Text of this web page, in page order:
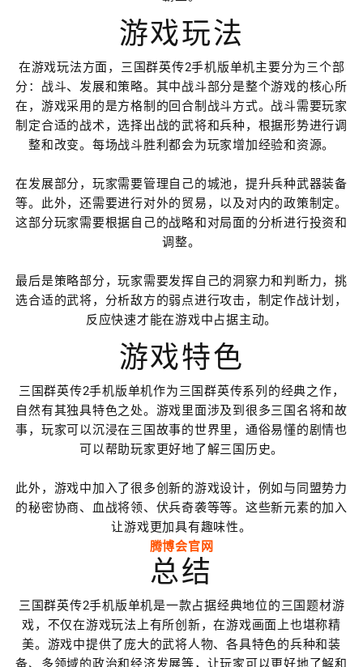
游戏玩法
在游戏玩法方面，三国群英传2手机版单机主要分为三个部
分：战斗、发展和策略。其中战斗部分是整个游戏的核心所
在，游戏采用的是方格制的回合制战斗方式。战斗需要玩家
制定合适的战术，选择出战的武将和兵种，根据形势进行调
整和改变。每场战斗胜利都会为玩家增加经验和资源。
在发展部分，玩家需要管理自己的城池，提升兵种武器装备
等。此外，还需要进行对外的贸易，以及对内的政策制定。
这部分玩家需要根据自己的战略和对局面的分析进行投资和
调整。
最后是策略部分，玩家需要发挥自己的洞察力和判断力，挑
选合适的武将，分析敌方的弱点进行攻击，制定作战计划，
反应快速才能在游戏中占据主动。
游戏特色
三国群英传2手机版单机作为三国群英传系列的经典之作，
自然有其独具特色之处。游戏里面涉及到很多三国名将和故
事，玩家可以沉浸在三国故事的世界里，通俗易懂的剧情也
可以帮助玩家更好地了解三国历史。
此外，游戏中加入了很多创新的游戏设计，例如与同盟势力
的秘密协商、血战将领、伏兵奇袭等等。这些新元素的加入
让游戏更加具有趣味性。
腾博会官网
总结
三国群英传2手机版单机是一款占据经典地位的三国题材游
戏，不仅在游戏玩法上有所创新，在游戏画面上也堪称精
美。游戏中提供了庞大的武将人物、各具特色的兵种和装
备、多领域的政治和经济发展等，让玩家可以更好地了解和